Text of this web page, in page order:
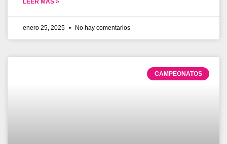
LEER MÁS »
enero 25, 2025 No hay comentarios
CAMPEONATOS